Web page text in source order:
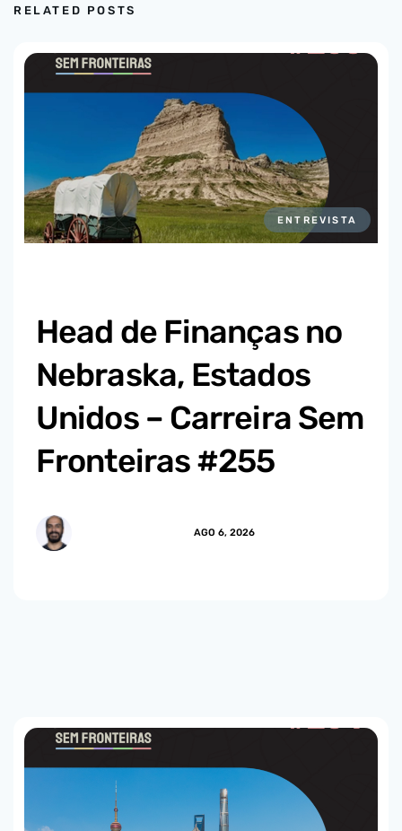
RELATED POSTS
ENTREVISTA
Head de Finanças no
Nebraska, Estados
Unidos – Carreira Sem
Fronteiras #255
AGO 6, 2026